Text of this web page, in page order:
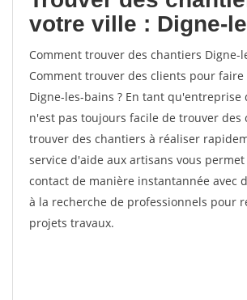
votre ville : Digne-
Comment trouver des chantiers Digne-
Comment trouver des clients pour faire
Digne-les-bains ? En tant
n'est pas toujours facile de trouver des
trouver des chantiers à réaliser
service d'aide aux artisans vous
contact de manière instantannée avec
à la recherche de professionnels pour
projets travaux.